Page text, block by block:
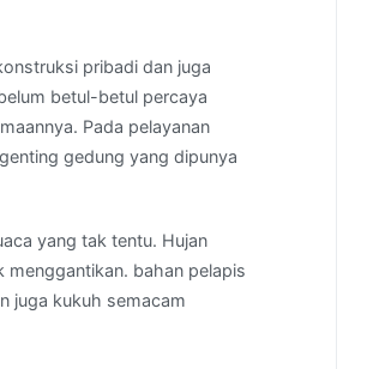
pribadi dan juga
betul-betul percaya
Pada pelayanan
gedung yang dipunya
yang tak tentu. Hujan
bahan pelapis
juga kukuh semacam